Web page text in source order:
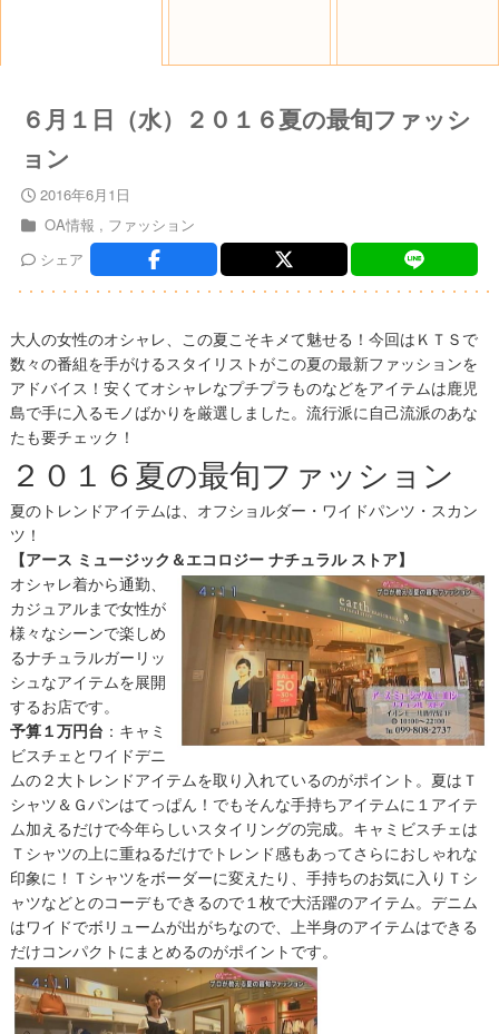
６月１日（水）２０１６夏の最旬ファッシ
ョン
2016年6月1日
OA情報
ファッション
シェア
大人の女性のオシャレ、この夏こそキメて魅せる！今回はＫＴＳで
数々の番組を手がけるスタイリストがこの夏の最新ファッションを
アドバイス！安くてオシャレなプチプラものなどをアイテムは鹿児
島で手に入るモノばかりを厳選しました。流行派に自己流派のあな
たも要チェック！
２０１６夏の最旬ファッション
夏のトレンドアイテムは、オフショルダー・ワイドパンツ・スカン
ツ！
【アース ミュージック＆エコロジー ナチュラル ストア】
オシャレ着から通勤、
カジュアルまで女性が
様々なシーンで楽しめ
るナチュラルガーリッ
シュなアイテムを展開
するお店です。
予算１万円台 ：キャミ
ビスチェとワイドデニ
ムの２大トレンドアイテムを取り入れているのがポイント。夏はＴ
シャツ＆Ｇパンはてっぱん！でもそんな手持ちアイテムに１アイテ
ム加えるだけで今年らしいスタイリングの完成。キャミビスチェは
Ｔシャツの上に重ねるだけでトレンド感もあってさらにおしゃれな
印象に！Ｔシャツをボーダーに変えたり、手持ちのお気に入りＴシ
ャツなどとのコーデもできるので１枚で大活躍のアイテム。デニム
はワイドでボリュームが出がちなので、上半身のアイテムはできる
だけコンパクトにまとめるのがポイントです。